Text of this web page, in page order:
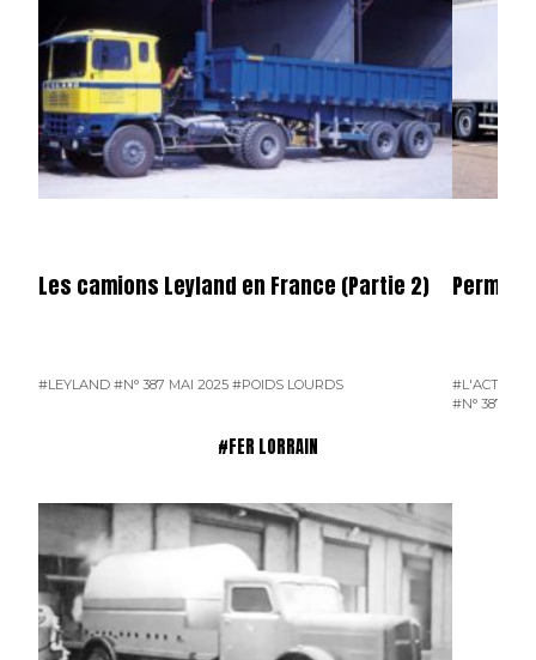
Les camions Leyland en France (Partie 2)
#LEYLAND #N° 387 MAI 2025 #POIDS LOURDS
Permier
#N° 387 MAI
#FER LORRAIN